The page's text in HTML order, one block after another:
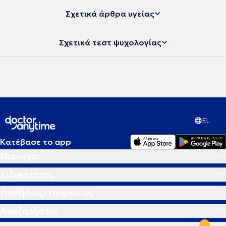
Σχετικά άρθρα υγείας
Σχετικά τεστ ψυχολογίας
EL
Κατέβασε το app